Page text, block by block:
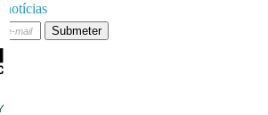
notícias
Submeter